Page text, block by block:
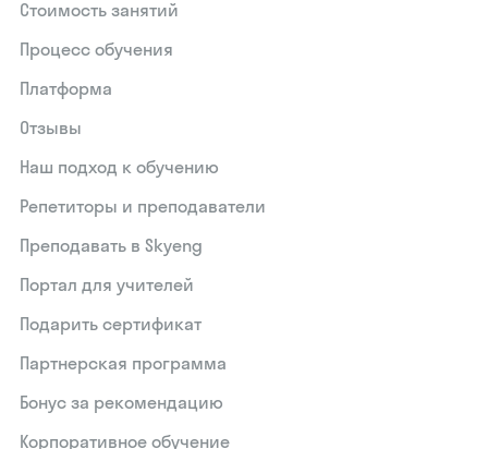
Стоимость занятий
Процесс обучения
Платформа
Отзывы
Наш подход к обучению
Репетиторы и преподаватели
Преподавать в Skyeng
Портал для учителей
Подарить сертификат
Партнерская программа
Бонус за рекомендацию
Корпоративное обучение